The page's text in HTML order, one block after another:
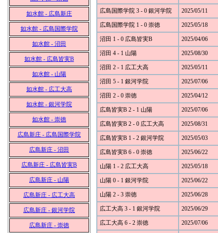
如水館 - 広島新庄
如水館 - 広島国際学院
如水館 - 沼田
如水館 - 広島皆実B
如水館 - 山陽
如水館 - 広工大高
如水館 - 銀河学院
如水館 - 崇徳
広島新庄 - 広島国際学院
広島新庄 - 沼田
広島新庄 - 広島皆実B
広島新庄 - 山陽
広島新庄 - 広工大高
広島新庄 - 銀河学院
広島新庄 - 崇徳
広島国際学院 3 - 0 銀河学院 2025/05/11
広島国際学院 1 - 0 崇徳 2025/05/18
沼田 1 - 0 広島皆実B 2025/04/06
沼田 4 - 1 山陽 2025/08/30
沼田 2 - 1 広工大高 2025/05/11
沼田 5 - 1 銀河学院 2025/07/06
沼田 2 - 0 崇徳 2025/04/12
広島皆実B 2 - 1 山陽 2025/07/06
広島皆実B 2 - 0 広工大高 2025/08/31
広島皆実B 1 - 2 銀河学院 2025/05/03
広島皆実B 6 - 0 崇徳 2025/06/22
山陽 1 - 2 広工大高 2025/05/18
山陽 0 - 1 銀河学院 2025/06/22
山陽 2 - 3 崇徳 2025/06/28
広工大高 3 - 1 銀河学院 2025/06/29
広工大高 6 - 2 崇徳 2025/07/06